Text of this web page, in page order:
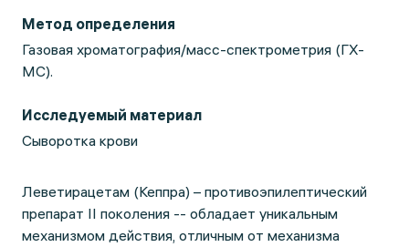
Метод определения
Газовая хроматография/масс-спектрометрия (ГХ-
МС).
Исследуемый материал
Сыворотка крови
Леветирацетам (Кеппра) – противоэпилептический
препарат II поколения -- обладает уникальным
механизмом действия, отличным от механизма